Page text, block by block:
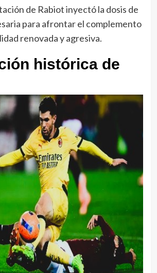
de Rabiot inyectó la dosis de
para afrontar el complemento
renovada y agresiva.
histórica de